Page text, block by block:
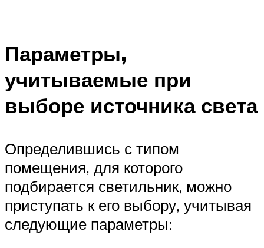
Параметры,
учитываемые при
выборе источника света
Определившись с типом
помещения, для которого
подбирается светильник, можно
приступать к его выбору, учитывая
следующие параметры: